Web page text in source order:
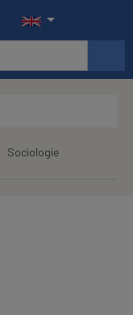
Sociologie